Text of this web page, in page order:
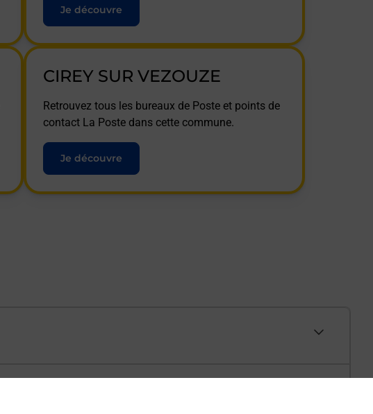
Je découvre
CIREY SUR VEZOUZE
Retrouvez tous les bureaux de Poste et points de
contact La Poste dans cette commune.
Je découvre